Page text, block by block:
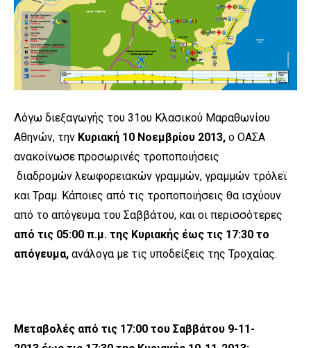
Λόγω διεξαγωγής του 31ου Κλασικού Μαραθωνίου
Αθηνών, την Κυριακή 10 Νοεμβρίου 2013, ο ΟΑΣΑ
ανακοίνωσε προσωρινές τροποποιήσεις
διαδρομών λεωφορειακών γραμμών, γραμμών τρόλεϊ
και Τραμ. Κάποιες από τις τροποποιήσεις θα ισχύουν
από το απόγευμα του Σαββάτου, και οι περισσότερες
από τις 05:00 π.μ. της Κυριακής έως τις 17:30 το
απόγευμα, ανάλογα με τις υποδείξεις της Τροχαίας.
Μεταβολές από τις 17:00 του Σαββάτου 9-11-